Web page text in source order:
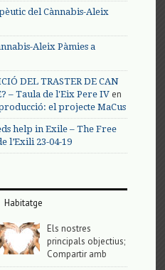
del Cànnabis-Aleix
Aleix Pàmies a
DEL TRASTER DE CAN
– Taula de l'Eix Pere IV en
el projecte MaCus
help in Exile – The Free
l’Exili 23-04-19
Habitatge
Els nostres
principals objectius;
Compartir amb